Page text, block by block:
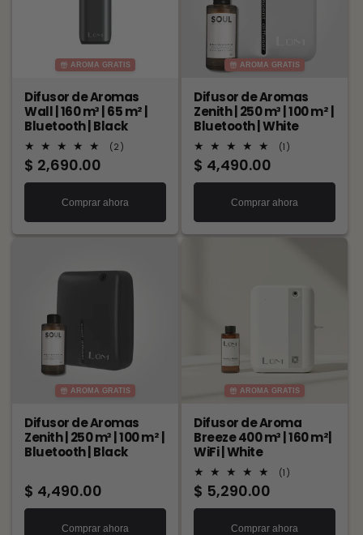
AROMA GRATIS
Difusor de Aromas
Wall | 160 m³ | 65 m² |
Bluetooth | Black
(2)
Precio
habitual
$ 2,690.00
Comprar ahora
AROMA GRATIS
Difusor de Aromas
Zenith | 250 m³ | 100 m² |
Bluetooth | White
(1)
Precio
habitual
$ 4,490.00
Comprar ahora
AROMA GRATIS
Difusor de Aromas
Zenith | 250 m³ | 100 m² |
Bluetooth | Black
Precio
habitual
$ 4,490.00
Comprar ahora
AROMA GRATIS
Difusor de Aroma
Breeze 400 m³ | 160 m²|
WiFi | White
(1)
Precio
habitual
$ 5,290.00
Comprar ahora